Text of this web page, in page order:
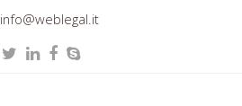
info@weblegal.it
TwitterLinkedIn
Facebook
Skype